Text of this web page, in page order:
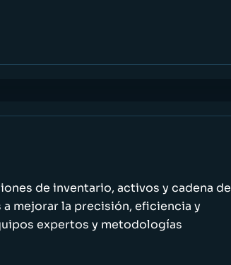
de inventario, activos y cadena de
a mejorar la precisión, eficiencia y
expertos y metodologías